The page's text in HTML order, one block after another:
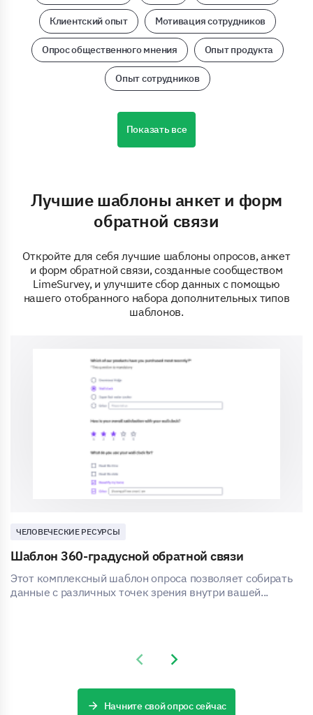
Клиентский опыт Мотивация сотрудников
Опрос общественного мнения Опыт продукта
Опыт сотрудников
Показать все
Лучшие шаблоны анкет и форм
обратной связи
Откройте для себя лучшие шаблоны опросов, анкет
и форм обратной связи, созданные сообществом
LimeSurvey, и улучшите сбор данных с помощью
нашего отобранного набора дополнительных типов
шаблонов.
ЧЕЛОВЕЧЕСКИЕ РЕСУРСЫ
Шаблон 360-градусной обратной связи
Этот комплексный шаблон опроса позволяет собирать
данные с различных точек зрения внутри вашей...
Previous slide
Next slide
Начните свой опрос сейчас